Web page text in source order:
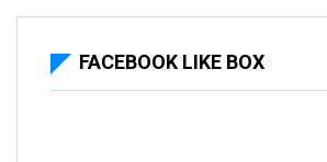
FACEBOOK LIKE BOX